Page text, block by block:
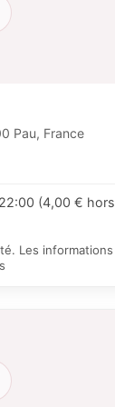
Pau, France
(4,00 € hors
Les informations